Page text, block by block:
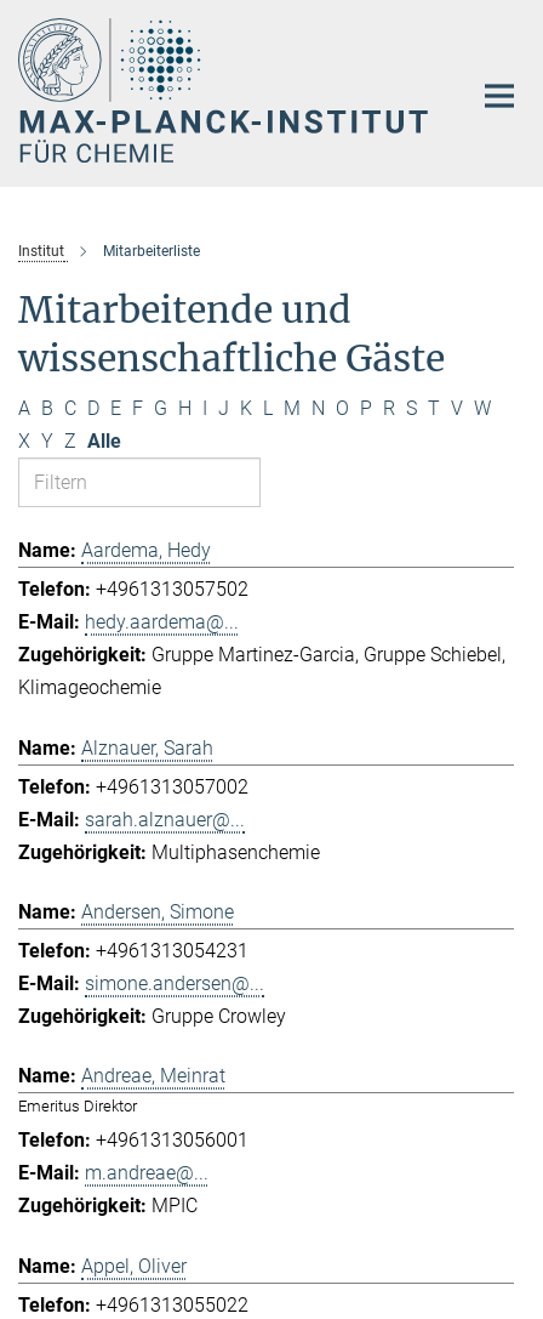
Hauptinhalt
Institut Mitarbeiterliste
Mitarbeitende und
wissenschaftliche Gäste
A B C D E F G H I J K L M N O P R S T V W
X Y Z Alle
Aardema, Hedy
+4961313057502
hedy.aardema@...
Gruppe Martinez-Garcia Gruppe Schiebel
Klimageochemie
Alznauer, Sarah
+4961313057002
sarah.alznauer@...
Multiphasenchemie
Andersen, Simone
+4961313054231
simone.andersen@...
Gruppe Crowley
Andreae, Meinrat
Emeritus Direktor
+4961313056001
m.andreae@...
MPIC
Appel, Oliver
+4961313055022